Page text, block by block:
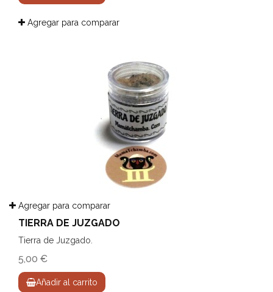
Agregar para comparar
Agregar para comparar
TIERRA DE JUZGADO
Tierra de Juzgado.
5,00 €
Añadir al carrito